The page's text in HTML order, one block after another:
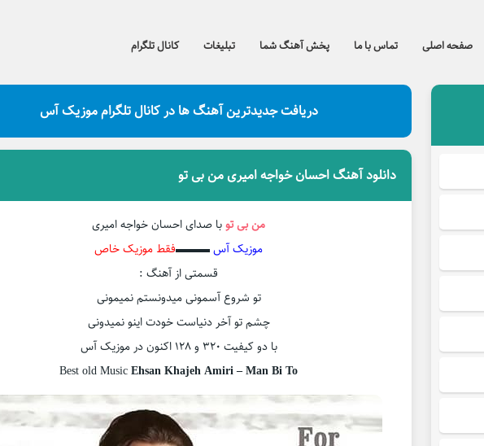
صفحه اصلی تماس با ما پخش آهنگ شما تبلیغات کانال تلگرام
دریافت جدیدترین آهنگ ها در کانال تلگرام موزیک آس
دانلود آهنگ احسان خواجه امیری من بی تو
من بی توبا صدای احسان خواجه امیری
موزیک آس▬▬▬فقط موزیک خاص
قسمتی از آهنگ :
تو شروع آسمونی میدونستم نمیمونی
چشم تو آخر دنیاست خودت اینو نمیدونی
با دو کیفیت ۳۲۰ و ۱۲۸ اکنون در موزیک آس
Best old MusicEhsan Khajeh Amiri – Man Bi To